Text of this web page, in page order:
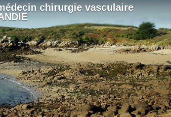
chirurgie vasculaire